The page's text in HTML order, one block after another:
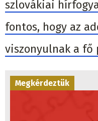
szlovákiai
fontos, hogy az
viszonyulnak a
Megkérdeztük